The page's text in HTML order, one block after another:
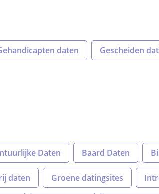
daten Gescheiden
Daten Baard Daten
daten Groene datingsites